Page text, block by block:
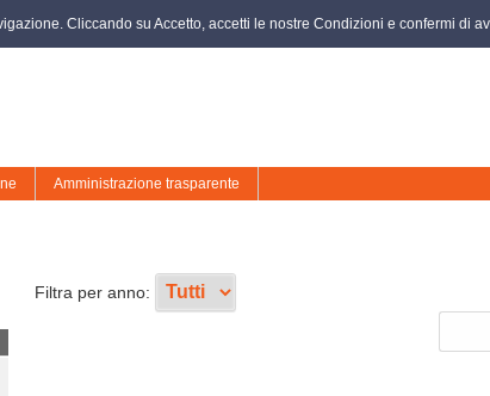
Amministrazione trasparente
Filtra per anno:
Cliccando su Accetto, accetti le nostre Condizioni e confermi di